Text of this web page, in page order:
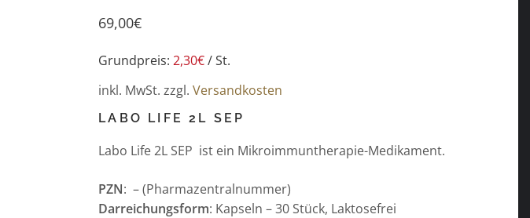
69,00€
Grundpreis:2,30€/St.
inkl. MwSt. zzgl.Versandkosten
LABO LIFE 2L SEP
Labo Life 2L SEP ist ein Mikroimmuntherapie-Medikament.
PZN: – (Pharmazentralnummer)
Darreichungsform: Kapseln – 30 Stück, Laktosefrei